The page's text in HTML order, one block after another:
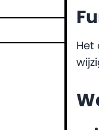
Het